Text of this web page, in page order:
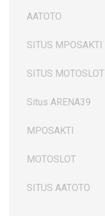
AATOTO
SITUS MPOSAKTI
SITUS MOTOSLOT
Situs ARENA39
MPOSAKTI
MOTOSLOT
SITUS AATOTO